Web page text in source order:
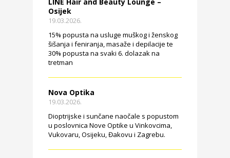
LINE Hair and Beauty Lounge –
Osijek
19.03.2026.
15% popusta na usluge muškog i ženskog
šišanja i feniranja, masaže i depilacije te
30% popusta na svaki 6. dolazak na
tretman
Nova Optika
19.03.2026.
Dioptrijske i sunčane naočale s popustom
u poslovnica Nove Optike u Vinkovcima,
Vukovaru, Osijeku, Đakovu i Zagrebu.